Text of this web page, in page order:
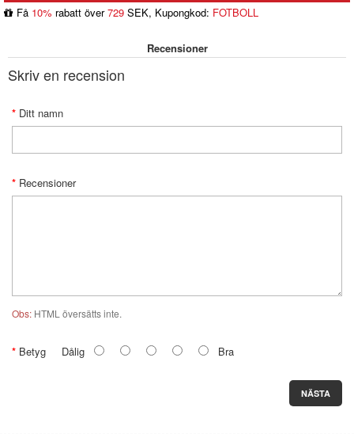
Få 10% rabatt över729 SEK, Kupongkod: FOTBOLL
Recensioner
Skriv en recension
Ditt namn
Recensioner
Obs: HTML översätts inte.
Betyg Dålig Bra
NÄSTA